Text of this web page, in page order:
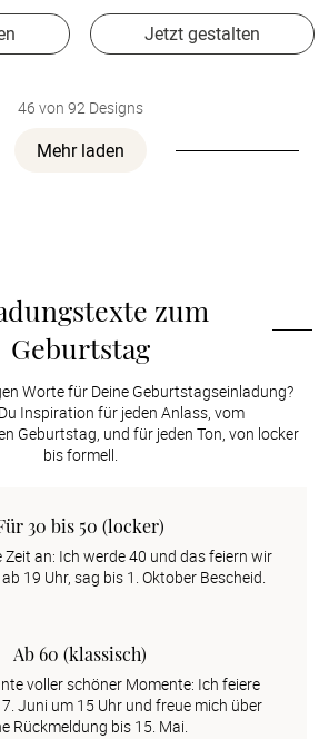
Jetzt gestalten
46 von 92 Designs
Mehr laden
zum
Geburtstag
Worte für Deine Geburtstagseinladung?
Inspiration für jeden Anlass, vom
Geburtstag, und für jeden Ton, von locker
bis formell.
30 bis 50 (locker)
Zeit an: Ich werde 40 und das feiern wir
19 Uhr, sag bis 1. Oktober Bescheid.
Ab 60 (klassisch)
voller schöner Momente: Ich feiere
Juni um 15 Uhr und freue mich über
Rückmeldung bis 15. Mai.